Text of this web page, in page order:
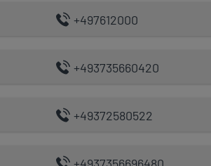
+497612000
+493735660420
+49372580522